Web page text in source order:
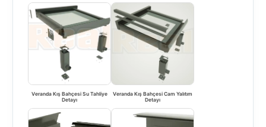
Veranda Kış Bahçesi Su Tahliye
Detayı
Veranda Kış Bahçesi Cam Yalıtım
Detayı